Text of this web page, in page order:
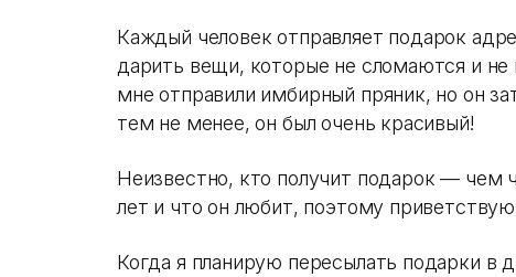
Каждый человек отправляет подарок
дарить вещи, которые не сломаются и
мне отправили имбирный пряник, но он
тем не менее, он был очень красивый!
Неизвестно, кто получит подарок — чем
лет и что он любит, поэтому
Когда я планирую пересылать подарки в